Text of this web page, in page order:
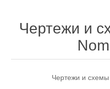
Чертежи и
Чертежи и